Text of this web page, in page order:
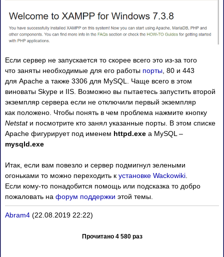
Если сервер не запускается то скорее всего это из-за того
что заняты необходимые для его работы порты, 80 и 443
для Apache а также 3306 для MySQL. Чаще всего в этом
виноваты Skype и IIS. Возможно вы пытаетесь запустить второй
экземпляр сервера если не отключили первый экземпляр
как положено. Чтобы понять в чем проблема нажмите кнопку
Netstatи посмотрите кто занял указанные порты. В этом списке
Apache фигурирует под именем httpd.exe a MySQL –
mysqld.exe
Итак, если вам повезло и сервер подмигнул зелеными
огоньками то можно переходить к установке Wackowiki.
Если кому-то понадобится помощь или подсказка то добро
пожаловать на форум поддержки этой темы.
Abram4 (22.08.2019 22:22)
Прочитано 4 580 раз